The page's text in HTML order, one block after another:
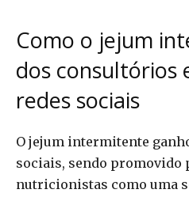
Como o jejum
dos consultórios
redes sociais
O jejum intermitente
sociais, sendo promovido
nutricionistas como uma